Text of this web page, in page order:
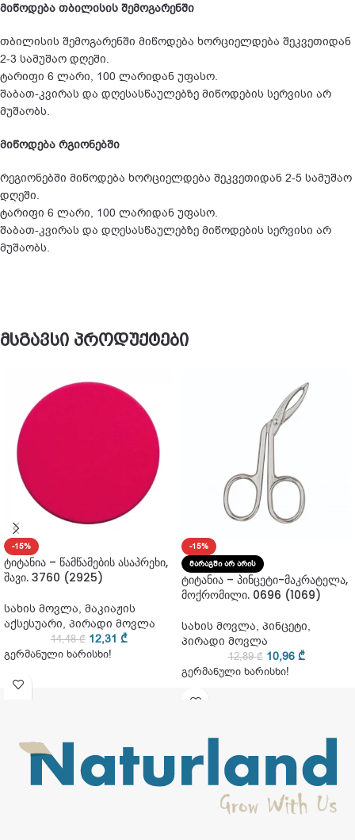
მიწოდება თბილისის შემოგარენში
თბილისის შემოგარენში მიწოდება ხორციელდება შეკვეთიდან
2-3 სამუშაო დღეში.
ტარიფი 6 ლარი, 100 ლარიდან უფასო.
შაბათ-კვირას და დღესასწაულებზე მიწოდების სერვისი არ
მუშაობს.
მიწოდება რგიონებში
რეგიონებში მიწოდება ხორციელდება შეკვეთიდან 2-5 სამუშაო
დღეში.
ტარიფი 6 ლარი, 100 ლარიდან უფასო.
შაბათ-კვირას და დღესასწაულებზე მიწოდების სერვისი არ
მუშაობს.
მსგავსი პროდუქტები
-15%
ტიტანია – წამწამების ასაპრეხი,
შავი. 3760 (2925)
სახის მოვლა, მაკიაჟის
აქსესუარი, პირადი მოვლა
14,48₾ 12,31 ₾
გერმანული ხარისხი!
-15%
ᲛᲐᲠᲐᲒᲨᲘ ᲐᲠ ᲐᲠᲘᲡ
ტიტანია – პინცეტი-მაკრატელა,
მოქრომილი. 0696 (1069)
სახის მოვლა, პინცეტი,
პირადი მოვლა
12,89₾ 10,96 ₾
გერმანული ხარისხი!